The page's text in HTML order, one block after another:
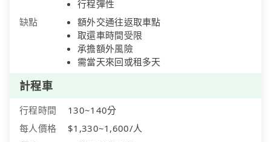
行程彈性
缺點
額外交通往返取車點
取還車時間受限
承擔額外風險
需當天來回或租多天
計程車
行程時間
130~140分
每人價格
$1,330~1,600/人